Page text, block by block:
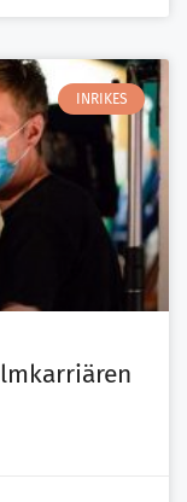
INRIKES